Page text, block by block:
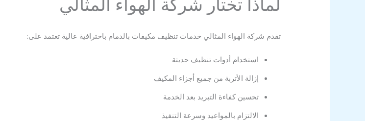
تقدم شركة الهواء المثالي خدمات تنظيف مكيفات بالدمام باحترافية عالية تعتمد على:
استخدام أدوات تنظيف حديثة
إزالة الأتربة من جميع أجزاء المكيف
تحسين كفاءة التبريد بعد الخدمة
الالتزام بالمواعيد وسرعة التنفيذ